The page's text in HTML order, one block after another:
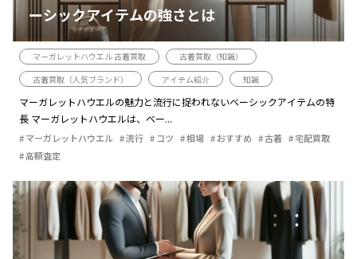
ーシックアイテムの強さとは
マーガレットハウエル 古着買取
古着買取（知識）
古着買取（人気ブランド）
アイテム紹介 知識
マーガレットハウエルの魅力と流行に捉われないベーシックアイテムの特
長 マーガレットハウエルは、ベー...
マーガレットハウエル 流行 コツ 相場 おすすめ 古着
宅配買取
高額査定